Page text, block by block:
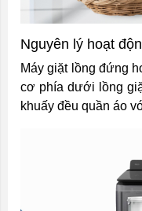
Nguyên lý hoạt
Máy giặt lồng đứng
cơ phía dưới lồng
khuấy đều quần áo